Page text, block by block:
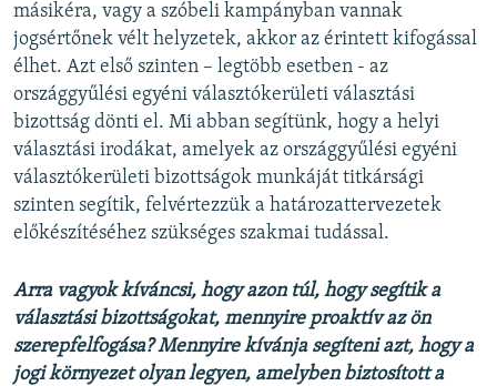
másikéra, vagy a szóbeli kampányban vannak
jogsértőnek vélt helyzetek, akkor az érintett kifogással
élhet. Azt első szinten – legtöbb esetben - az
országgyűlési egyéni választókerületi választási
bizottság dönti el. Mi abban segítünk, hogy a helyi
választási irodákat, amelyek az országgyűlési egyéni
választókerületi bizottságok munkáját titkársági
szinten segítik, felvértezzük a határozattervezetek
előkészítéséhez szükséges szakmai tudással.
Arra vagyok kíváncsi, hogy azon túl, hogy segítik a
választási bizottságokat, mennyire proaktív az ön
szerepfelfogása? Mennyire kívánja segíteni azt, hogy a
jogi környezet olyan legyen, amelyben biztosított a